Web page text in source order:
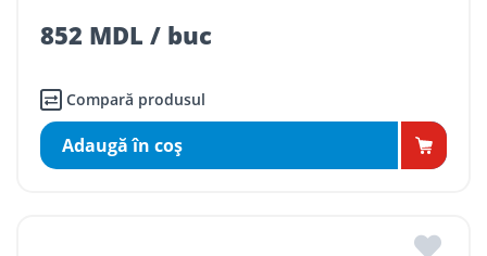
852 MDL / buc
Compară produsul
Adaugă în coş